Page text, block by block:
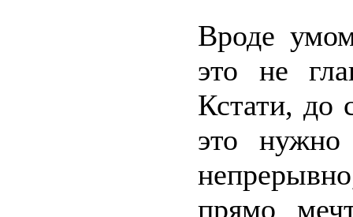
Вроде
это не
Кстати, до
это
прямо